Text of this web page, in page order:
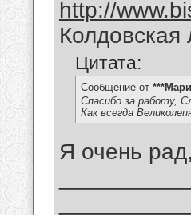
http://
Колдовская
Цитата:
Сообщение от
Спасибо за работу,
Как всегда
Я очень